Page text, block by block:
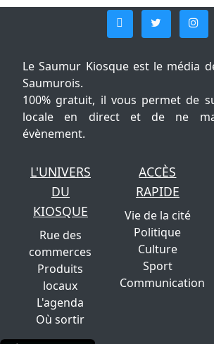
Le Saumur Kiosque est le média
Saumurois.
100% gratuit, il vous permet de
locale en direct et de ne
évènement.
L'UNIVERS
DU
KIOSQUE
Rue des
commerces
Produits
locaux
L'agenda
Où sortir
ACCÈS
RAPIDE
Vie de la cité
Politique
Culture
Sport
Communication